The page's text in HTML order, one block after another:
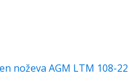
noževa AGM LTM 108-22